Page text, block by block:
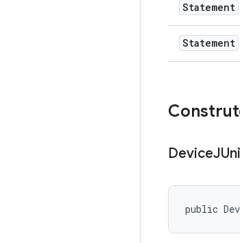
Statement
Statement
Device
public